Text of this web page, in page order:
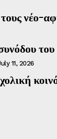
νέο-
11, 2026